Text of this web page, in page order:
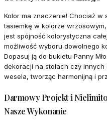
Kolor ma znaczenie! Chociaż
tasiemkę w kolorze
jest spójność kolorystyczna
możliwość wyboru dowolnego
Dopasuj ją do bukietu Panny
dekoracji na stołach czy
wesela, tworząc harmonijną i
Darmowy Projekt i
Nasze Wykonanie